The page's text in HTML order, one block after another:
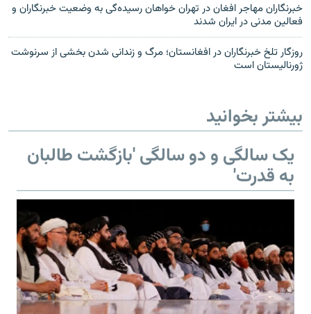
خبرنگاران مهاجر افغان در تهران خواهان رسیده‌گی به وضعیت خبرنگاران و
فعالین مدنی در ایران شدند
روزگار تلخ خبرنگاران در افغانستان؛ مرگ و زندانی شدن بخشی از سرنوشت
ژورنالیستان است
بیشتر بخوانید
یک سالگی و دو سالگی 'بازگشت طالبان
به قدرت'